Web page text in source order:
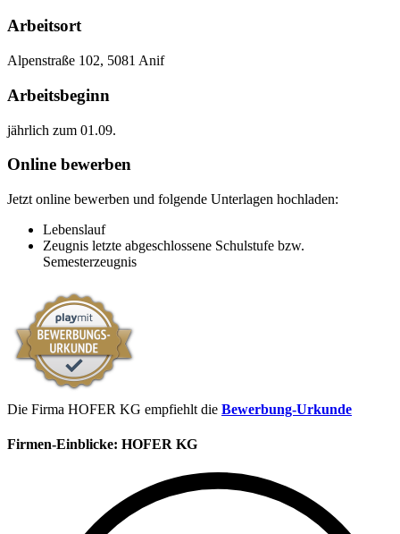
Arbeitsort
​Alpenstraße 102, 5081 Anif​​
Arbeitsbeginn
jährlich zum 01.09.​
Online bewerben
Jetzt online bewerben und folgende Unterlagen hochladen:
Lebenslauf
Zeugnis letzte abgeschlossene Schulstufe bzw.
Semesterzeugnis
Die Firma HOFER KG empfiehlt die Bewerbung-Urkunde
Firmen-Einblicke: HOFER KG